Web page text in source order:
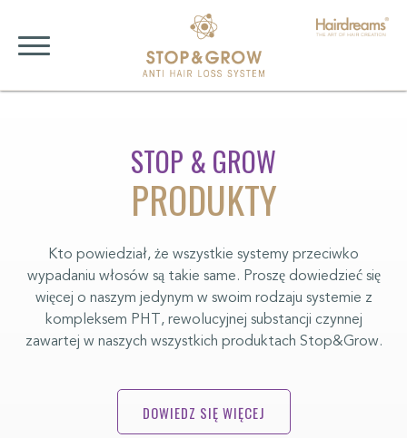
STOP & GROW
PRODUKTY
Kto powiedział, że wszystkie systemy przeciwko
wypadaniu włosów są takie same. Proszę dowiedzieć się
więcej o naszym jedynym w swoim rodzaju systemie z
kompleksem PHT, rewolucyjnej substancji czynnej
zawartej w naszych wszystkich produktach Stop&Grow.
DOWIEDZ SIĘ WIĘCEJ